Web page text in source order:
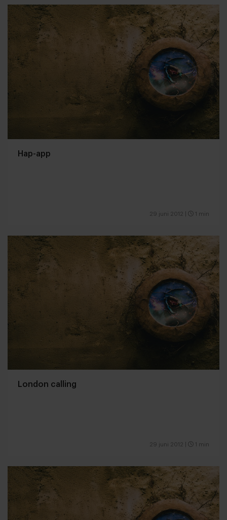
Hap-app
29 juni 2012 1 min
London calling
29 juni 2012 1 min